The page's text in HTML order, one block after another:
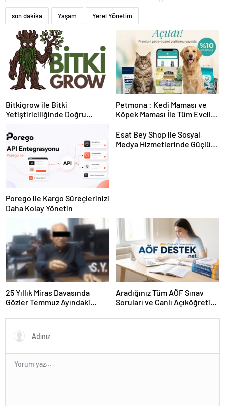
son dakika Yaşam Yerel Yönetim
Bitkigrow ile Bitki
Yetiştiriciliğinde Doğru
Petmona : Kedi Maması ve
Köpek Maması İle Tüm Evcil
Porego ile Kargo Süreçlerinizi
Daha Kolay Yönetin
Esat Bey Shop ile Sosyal
Medya Hizmetlerinde Güçlü
25 Yıllık Miras Davasında
Gözler Temmuz Ayındaki
Aradığınız Tüm AÖF Sınav
Soruları ve Canlı Açıköğretim